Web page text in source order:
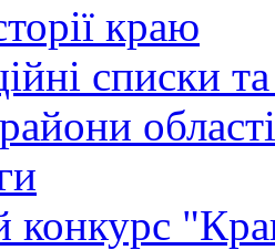
краю
списки
області
конкурс